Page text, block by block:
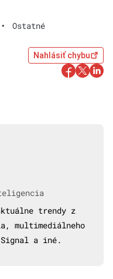
• Ostatné
Nahlásiť chybu
trendy z
multimediálneho
a iné.